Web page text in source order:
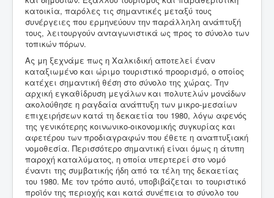
κατοικία, παρόλες τις σημαντικές μεταξύ τους
συνέργειες που ερμηνεύουν την παράλληλη ανάπτυξή
τους, λειτουργούν ανταγωνιστικά ως προς το σύνολο των
τοπικών πόρων.
Ας μη ξεχνάμε πως η Χαλκιδική αποτελεί έναν
καταξιωμένο και ώριμο τουριστικό προορισμό, ο οποίος
κατέχει σημαντική θέση στο σύνολο της χώρας. Την
αρχική εγκαθίδρυση μεγάλων και πολυτελών μονάδων
ακολούθησε η ραγδαία ανάπτυξη των μικρο-μεσαίων
επιχειρήσεων κατά τη δεκαετία του 1980, λόγω αφενός
της γενικότερης κοινωνικο-οικονομικής συγκυρίας και
αφετέρου των προδιαγραφών που έθετε η αναπτυξιακή
νομοθεσία. Περισσότερο σημαντική είναι όμως η άτυπη
παροχή καταλύματος, η οποία υπερτερεί στο νομό
έναντι της συμβατικής ήδη από τα τέλη της δεκαετίας
του 1980. Με τον τρόπο αυτό, υποβιβάζεται το τουριστικό
προϊόν της περιοχής και κατά συνέπεια το σύνολο του